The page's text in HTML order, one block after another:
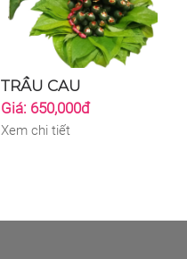
TRẦU CAU
Giá: 650,000đ
Xem chi tiết